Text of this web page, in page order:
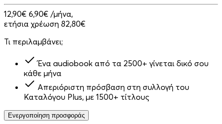
12,90€ 6,90€ /μήνα,
ετήσια χρέωση 82,80€
Τι περιλαμβάνει;
Ένα audiobook από τα 2500+ γίνεται δικό σου
κάθε μήνα
Απεριόριστη πρόσβαση στη συλλογή του
Καταλόγου Plus, με 1500+ τίτλους
Ενεργοποίηση προσφοράς